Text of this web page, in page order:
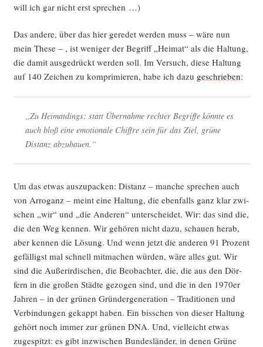
will ich gar nicht erst sprechen …)
Das ande­re, über das hier gere­det wer­den muss – wäre nun
mein The­se – , ist weni­ger der Begriff „Hei­mat“ als die Hal­tung,
die damit aus­ge­drückt wer­den soll. Im Ver­such, die­se Hal­tung
auf 140 Zei­chen zu kom­pri­mie­ren, habe ich dazu geschrie­ben:
„Zu Hei­mat­dings: statt Über­nah­me rech­ter Begrif­fe könn­te es
auch bloß eine emo­tio­na­le Chif­fre sein für das Ziel, grü­ne
Distanz abzubauen.“
Um das etwas aus­zu­pa­cken: Distanz – man­che spre­chen auch
von Arro­ganz – meint eine Hal­tung, die eben­falls ganz klar zwi­
schen „wir“ und „die Ande­ren“ unter­schei­det. Wir: das sind die,
die den Weg ken­nen. Wir gehö­ren nicht dazu, schau­en her­ab,
aber ken­nen die Lösung. Und wenn jetzt die ande­ren 91 Pro­zent
gefäl­ligst mal schnell mit­ma­chen wür­den, wäre alles gut. Wir
sind die Außer­ir­di­schen, die Beob­ach­ter, die, die aus den Dör­
fern in die gro­ßen Städ­te gezo­gen sind, und die in den 1970er
Jah­ren – in der grü­nen Grün­der­ge­nera­ti­on – Tra­di­tio­nen und
Ver­bin­dun­gen gekappt haben. Ein biss­chen von die­ser Hal­tung
gehört noch immer zur grü­nen DNA. Und, viel­leicht etwas
zuge­spitzt: es gibt inzwi­schen Bun­des­län­der, in denen Grü­ne